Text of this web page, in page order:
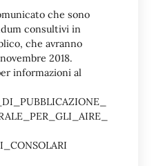
che sono
consultivi in
che avranno
2018.
informazioni al